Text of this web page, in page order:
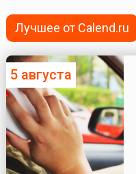
Лучшее от Calend.ru
5 августа